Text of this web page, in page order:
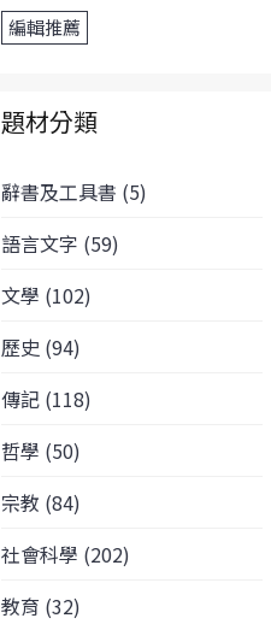
編輯推薦
題材分類
辭書及工具書 (5)
語言文字 (59)
文學 (102)
歷史 (94)
傳記 (118)
哲學 (50)
宗教 (84)
社會科學 (202)
教育 (32)